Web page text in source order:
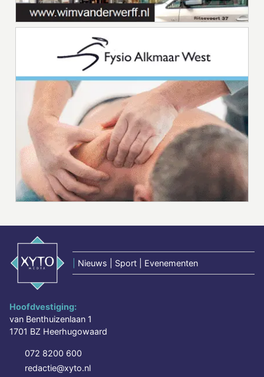
Nieuws | Sport | Evenementen
Hoofdvestiging:
van Benthuizenlaan 1
1701 BZ Heerhugowaard
072 8200 600
redactie@xyto.nl